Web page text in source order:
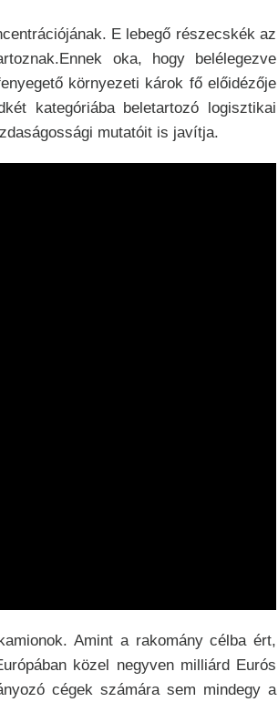
E lebegő részecskék az
oka, hogy belélegezve
környezeti károk fő előidézője
kategóriába beletartozó logisztikai
mutatóit is javítja.
Amint a rakomány célba ért,
közel negyven milliárd Eurós
cégek számára sem mindegy a